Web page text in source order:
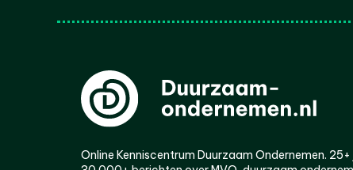
Online Kenniscentrum Duurzaam Ondernemen.